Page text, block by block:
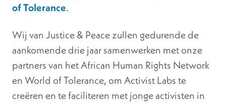
of Tolerance.
Wij van Justice & Peace zullen gedurende de
aankomende drie jaar samenwerken met onze
partners van het African Human Rights Network
en World of Tolerance, om Activist Labs te
creëren en te faciliteren met jonge activisten in